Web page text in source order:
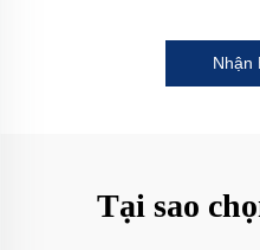
Nhận
Tại sao